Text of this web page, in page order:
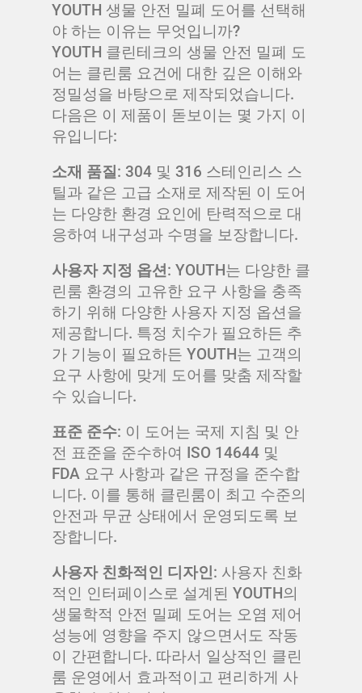
YOUTH 생물 안전 밀폐 도어를 선택해
야 하는 이유는 무엇입니까?
YOUTH 클린테크의 생물 안전 밀폐 도
어는 클린룸 요건에 대한 깊은 이해와
정밀성을 바탕으로 제작되었습니다.
다음은 이 제품이 돋보이는 몇 가지 이
유입니다:
소재 품질: 304 및 316 스테인리스 스
틸과 같은 고급 소재로 제작된 이 도어
는 다양한 환경 요인에 탄력적으로 대
응하여 내구성과 수명을 보장합니다.
사용자 지정 옵션: YOUTH는 다양한 클
린룸 환경의 고유한 요구 사항을 충족
하기 위해 다양한 사용자 지정 옵션을
제공합니다. 특정 치수가 필요하든 추
가 기능이 필요하든 YOUTH는 고객의
요구 사항에 맞게 도어를 맞춤 제작할
수 있습니다.
표준 준수: 이 도어는 국제 지침 및 안
전 표준을 준수하여 ISO 14644 및
FDA 요구 사항과 같은 규정을 준수합
니다. 이를 통해 클린룸이 최고 수준의
안전과 무균 상태에서 운영되도록 보
장합니다.
사용자 친화적인 디자인: 사용자 친화
적인 인터페이스로 설계된 YOUTH의
생물학적 안전 밀폐 도어는 오염 제어
성능에 영향을 주지 않으면서도 작동
이 간편합니다. 따라서 일상적인 클린
룸 운영에서 효과적이고 편리하게 사